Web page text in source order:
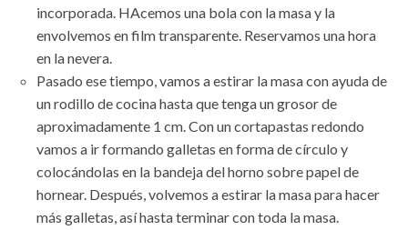
incorporada. HAcemos una bola con la masa y la
envolvemos en film transparente. Reservamos una hora
en la nevera.
Pasado ese tiempo, vamos a estirar la masa con ayuda de
un rodillo de cocina hasta que tenga un grosor de
aproximadamente 1 cm. Con un cortapastas redondo
vamos a ir formando galletas en forma de círculo y
colocándolas en la bandeja del horno sobre papel de
hornear. Después, volvemos a estirar la masa para hacer
más galletas, así hasta terminar con toda la masa.